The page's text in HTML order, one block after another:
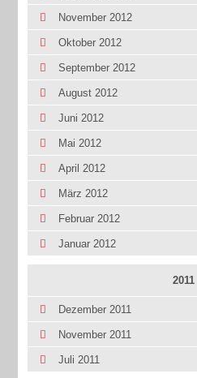
November 2012
Oktober 2012
September 2012
August 2012
Juni 2012
Mai 2012
April 2012
März 2012
Februar 2012
Januar 2012
2011
Dezember 2011
November 2011
Juli 2011